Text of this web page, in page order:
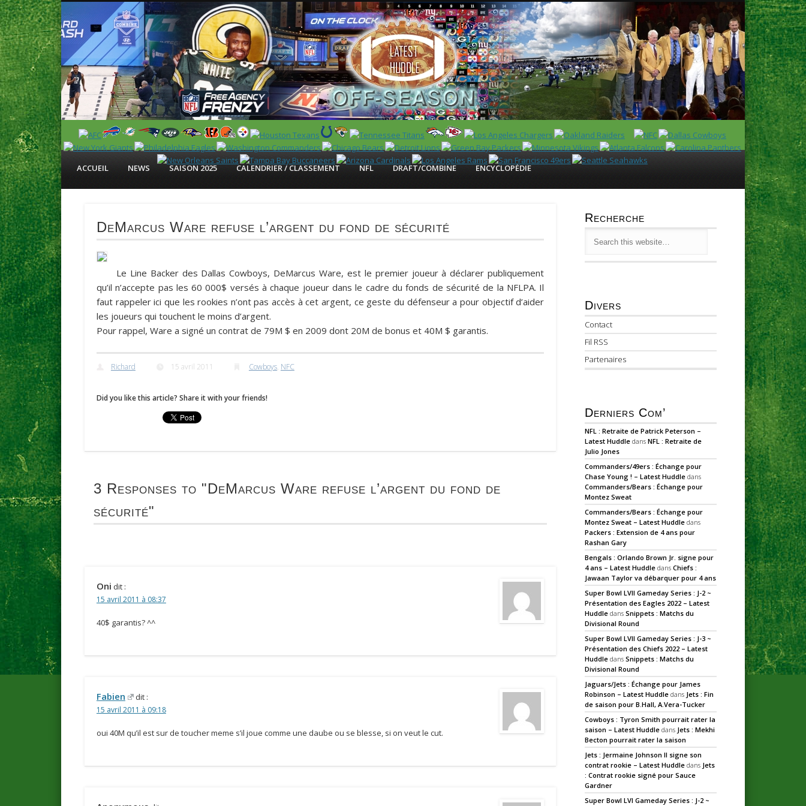
Latest
News en français sur la NFL et le Football Américain (Foot US)
ACCUEIL NEWS SAISON 2025 CALENDRIER / CLASSEMENT NFL DRAFT/COMBINE ENCYCLOPÉDIE
DeMarcus Ware refuse l’argent du fond de sécurité
Le Line Backer des Dallas Cowboys, DeMarcus Ware, est le premier joueur à déclarer publiquement
qu’il n’accepte pas les 60 000$ versés à chaque joueur dans le cadre du fonds de sécurité de la NFLPA. Il
faut rappeler ici que les rookies n’ont pas accès à cet argent, ce geste du défenseur a pour objectif d’aider
les joueurs qui touchent le moins d’argent.
Pour rappel, Ware a signé un contrat de 79M $ en 2009 dont 20M de bonus et 40M $ garantis.
Richard 15 avril 2011 Cowboys, NFC
Did you like this article? Share it with your friends!
3 Responses to "DeMarcus Ware refuse l’argent du fond de
sécurité"
Oni dit :
15 avril 2011 à 08:37
40$ garantis? ^^
Fabien dit :
15 avril 2011 à 09:18
oui 40M qu’il est sur de toucher meme s’il joue comme une daube ou se blesse, si on veut le cut.
Recherche
Divers
Contact
Fil RSS
Partenaires
Derniers Com’
NFL : Retraite de Patrick Peterson –
Latest Huddle dansNFL : Retraite de
Julio Jones
Commanders/49ers : Échange pour
Chase Young ! – Latest Huddle dans
Commanders/Bears : Échange pour
Montez Sweat
Commanders/Bears : Échange pour
Montez Sweat – Latest Huddle dans
Packers : Extension de 4 ans pour
Rashan Gary
Bengals : Orlando Brown Jr. signe pour
4 ans – Latest Huddle dansChiefs :
Jawaan Taylor va débarquer pour 4 ans
Super Bowl LVII Gameday Series : J-2 ~
Présentation des Eagles 2022 – Latest
Huddle dansSnippets : Matchs du
Divisional Round
Super Bowl LVII Gameday Series : J-3 ~
Présentation des Chiefs 2022 – Latest
Huddle dansSnippets : Matchs du
Divisional Round
Jaguars/Jets : Échange pour James
Robinson – Latest Huddle dans Jets : Fin
de saison pour B.Hall, A.Vera-Tucker
Cowboys : Tyron Smith pourrait rater la
saison – Latest Huddle dans Jets : Mekhi
Becton pourrait rater la saison
Jets : Jermaine Johnson II signe son
contrat rookie – Latest Huddle dans Jets
: Contrat rookie signé pour Sauce
Gardner
Super Bowl LVI Gameday Series : J-2 ~